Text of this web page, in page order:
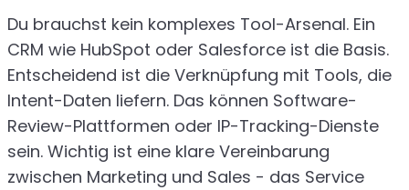
Du brauchst kein komplexes Tool-Arsenal. Ein
CRM wie HubSpot oder Salesforce ist die Basis.
Entscheidend ist die Verknüpfung mit Tools, die
Intent-Daten liefern. Das können Software-
Review-Plattformen oder IP-Tracking-Dienste
sein. Wichtig ist eine klare Vereinbarung
zwischen Marketing und Sales - das Service